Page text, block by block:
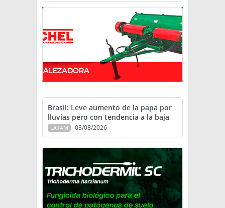
Brasil: Leve aumento de la papa por
lluvias pero con tendencia a la baja
LATAM 03/08/2026